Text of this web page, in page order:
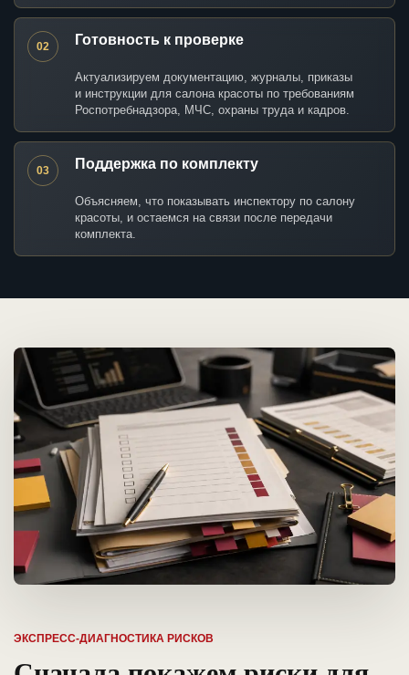
02 Готовность к проверке
Актуализируем документацию, журналы, приказы
и инструкции для салона красоты по требованиям
Роспотребнадзора, МЧС, охраны труда и кадров.
03 Поддержка по комплекту
Объясняем, что показывать инспектору по салону
красоты, и остаемся на связи после передачи
комплекта.
ЭКСПРЕСС-ДИАГНОСТИКА РИСКОВ